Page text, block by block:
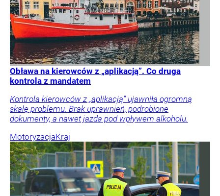
Obława na kierowców z „aplikacją”. Co druga
kontrola z mandatem
Kontrola kierowców z „aplikacją” ujawniła ogromną
skalę problemu. Brak uprawnień, podrobione
dokumenty, a nawet jazda pod wpływem alkoholu.
MotoryzacjaKraj